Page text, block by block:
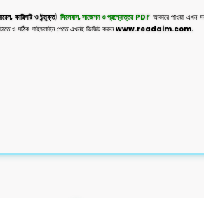
কারিগরি ও উন্মুক্ত) সিলেবাস, সাজেশন ও প্রশ্নোত্তর PDFআকারে পাওয়া এখন
ও সঠিক গাইডলাইন পেতে এখনই ভিজিট করুনwww.readaim.com.